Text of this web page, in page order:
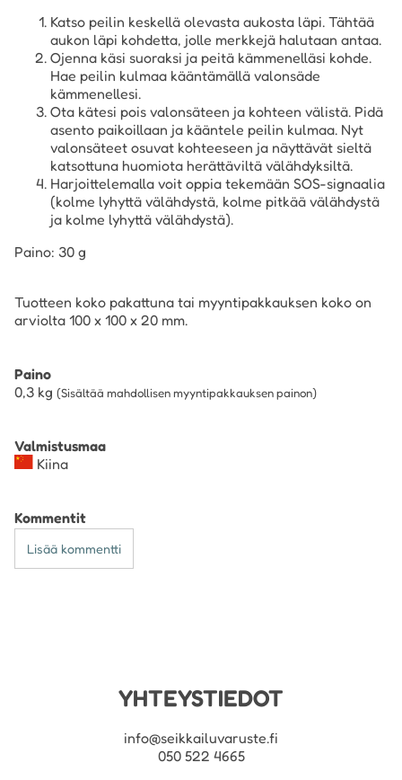
Katso peilin keskellä olevasta aukosta läpi. Tähtää
aukon läpi kohdetta, jolle merkkejä halutaan antaa.
Ojenna käsi suoraksi ja peitä kämmenelläsi kohde.
Hae peilin kulmaa kääntämällä valonsäde
kämmenellesi.
Ota kätesi pois valonsäteen ja kohteen välistä. Pidä
asento paikoillaan ja kääntele peilin kulmaa. Nyt
valonsäteet osuvat kohteeseen ja näyttävät sieltä
katsottuna huomiota herättäviltä välähdyksiltä.
Harjoittelemalla voit oppia tekemään SOS-signaalia
(kolme lyhyttä välähdystä, kolme pitkää välähdystä
ja kolme lyhyttä välähdystä).
Paino: 30 g
Tuotteen koko pakattuna tai myyntipakkauksen koko on
arviolta 100 x 100 x 20 mm.
Paino
0,3 kg (Sisältää mahdollisen myyntipakkauksen painon)
Valmistusmaa
Kiina
Kommentit
Lisää kommentti
YHTEYSTIEDOT
info@seikkailuvaruste.fi
050 522 4665